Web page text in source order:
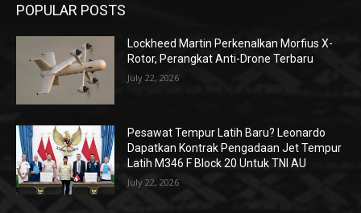
POPULAR POSTS
Lockheed Martin Perkenalkan Morfius X-
Rotor, Perangkat Anti-Drone Terbaru
July 22, 2026
Pesawat Tempur Latih Baru? Leonardo
Dapatkan Kontrak Pengadaan Jet Tempur
Latih M346 F Block 20 Untuk TNI AU
July 22, 2026